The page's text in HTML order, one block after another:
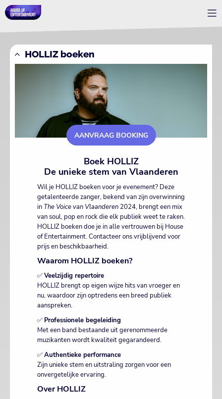
HOLLIZ boeken
AANVRAAG BOOKING
Boek HOLLIZ
De unieke stem van Vlaanderen
Wil je HOLLIZ boeken voor je evenement? Deze
getalenteerde zanger, bekend van zijn overwinning
in The Voice van Vlaanderen2024, brengt een mix
van soul, pop en rock die elk publiek weet te raken.
HOLLIZ boeken doe je in alle vertrouwen bij House
of Entertainment. Contacteer ons vrijblijvend voor
prijs en beschikbaarheid.
Waarom HOLLIZ boeken?
✅Veelzijdig repertoire
HOLLIZ brengt op eigen wijze hits van vroeger en
nu, waardoor zijn optredens een breed publiek
aanspreken.
✅ Professionele begeleiding
Met een band bestaande uit gerenommeerde
muzikanten wordt kwaliteit gegarandeerd.
✅Authentieke performance
Zijn unieke stem en uitstraling zorgen voor een
onvergetelijke ervaring.
Over HOLLIZ